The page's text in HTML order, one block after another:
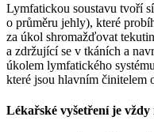
Lymfatickou soustavu tvoří
o průměru jehly), které
za úkol shromažďovat
a zdržující se v tkáních a
úkolem lymfatického
které jsou hlavním činitelem
Lékařské vyšetření je vždy